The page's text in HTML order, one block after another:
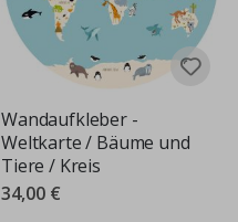
Wandaufkleber -
Weltkarte / Bäume und
Tiere / Kreis
34,00 €